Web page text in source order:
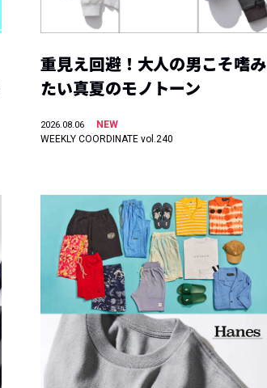
重見え回避！大人の男こそ嗜み
たい真夏のモノトーン
2026.08.06
NEW
WEEKLY COORDINATE vol.240